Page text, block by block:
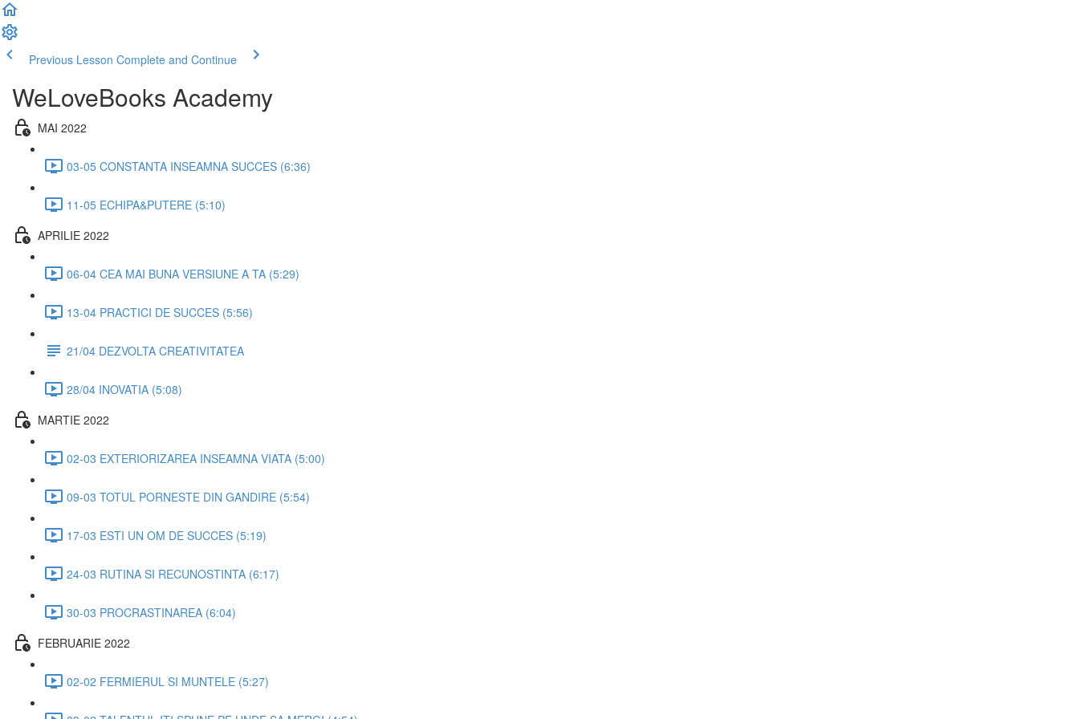
Previous Lesson Complete and Continue
WeLoveBooks Academy
MAI 2022
03-05 CONSTANTA INSEAMNA SUCCES (6:36)
11-05 ECHIPA&PUTERE (5:10)
APRILIE 2022
06-04 CEA MAI BUNA VERSIUNE A TA (5:29)
13-04 PRACTICI DE SUCCES (5:56)
21/04 DEZVOLTA CREATIVITATEA
28/04 INOVATIA (5:08)
MARTIE 2022
02-03 EXTERIORIZAREA INSEAMNA VIATA (5:00)
09-03 TOTUL PORNESTE DIN GANDIRE (5:54)
17-03 ESTI UN OM DE SUCCES (5:19)
24-03 RUTINA SI RECUNOSTINTA (6:17)
30-03 PROCRASTINAREA (6:04)
FEBRUARIE 2022
02-02 FERMIERUL SI MUNTELE (5:27)